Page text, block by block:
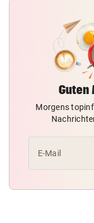
Guten
Morgens
E-Mail